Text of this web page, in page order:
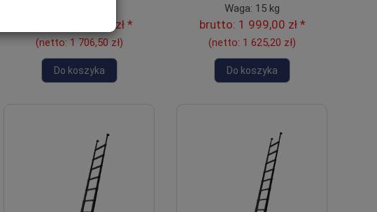
2 099,00 zł*
(netto: 1 706,50 zł)
Do koszyka
Waga: 15 kg
brutto: 1 999,00 zł*
(netto: 1 625,20 zł)
Do koszyka